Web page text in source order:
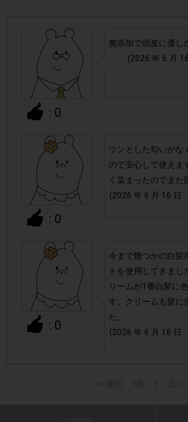
必ず商品が到着しお試しした後
ってください。商品が到着する前
れた場合ポイント付与対象外とな
・通常のレシートを活用したサービ
像の代わりに
ル状の「送り状」と、
明細書/適格請求書」ページ画面を
答時に提出いただきます。提出いた
かった場合や、「支払明細書/適格請
期間外だった場合は、ポイント付与
・商品単価目安につきましては、あ
ります。
実際の購入価格につきま
性がございますのでAmazon.co.jp
確認ください。また、付与される
・今回はAmazon.co.jpでの購入限定
: 0
無添加で頭皮に優し
(2026 年 6 月
: 0
ツンとした匂いがな
ので安心して使えま
く染まったのでまた
(2026 年 6 月 16 日
: 0
今まで幾つかの白髪
トを使用してきま
リームが1番白髪に
す。クリームも髪に
た。
(2026 年 6 月 16 日